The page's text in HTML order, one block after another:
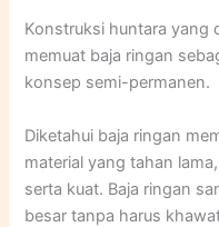
Konstruksi huntara yang
memuat baja ringan
konsep semi-permanen.
Diketahui baja ringan
material yang tahan
serta kuat. Baja ringan
besar tanpa harus